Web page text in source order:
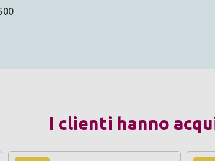
I clienti hanno